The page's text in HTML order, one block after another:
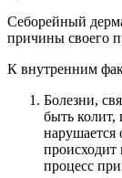
Себорейный
причины своего
К внутренним
Болезни,
быть колит,
нарушается
происходит
процесс